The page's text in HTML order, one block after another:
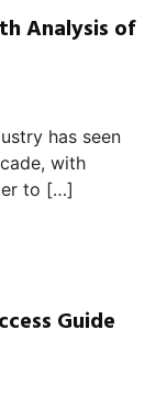
Analysis of
has seen
with
to […]
Guide